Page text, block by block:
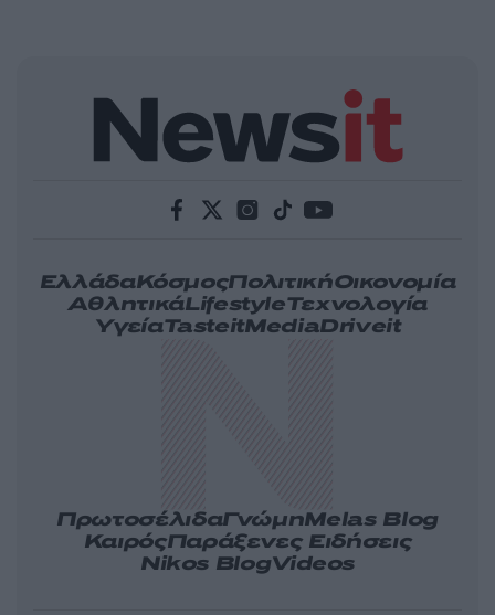
ΕλλάδαΚόσμοςΠολιτικήΟικονομία
ΑθλητικάLifestyleΤεχνολογία
ΥγείαTasteitMediaDriveit
ΠρωτοσέλιδαΓνώμηMelas Blog
ΚαιρόςΠαράξενες Ειδήσεις
Nikos BlogVideos